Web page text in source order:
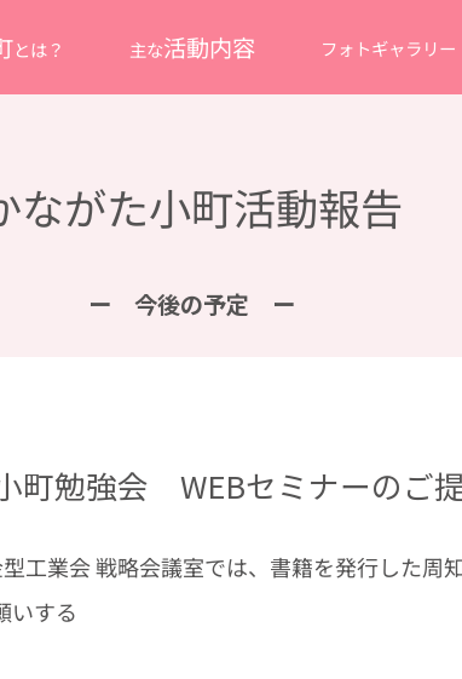
とは？ 主な活動内容 フォトギャラリー
ながた小町活動報告
ー 今後の予定 ー
町勉強会 WEBセミナーのご
工業会 戦略会議室では、書籍を発行した周
いする